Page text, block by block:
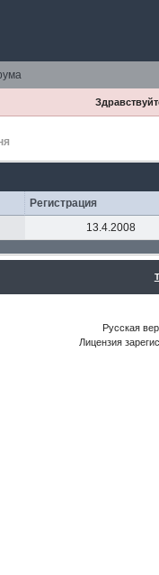
Регистрация
13.4.2008
Русская
Лицензия